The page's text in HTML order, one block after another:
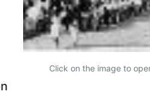
Click on the image to